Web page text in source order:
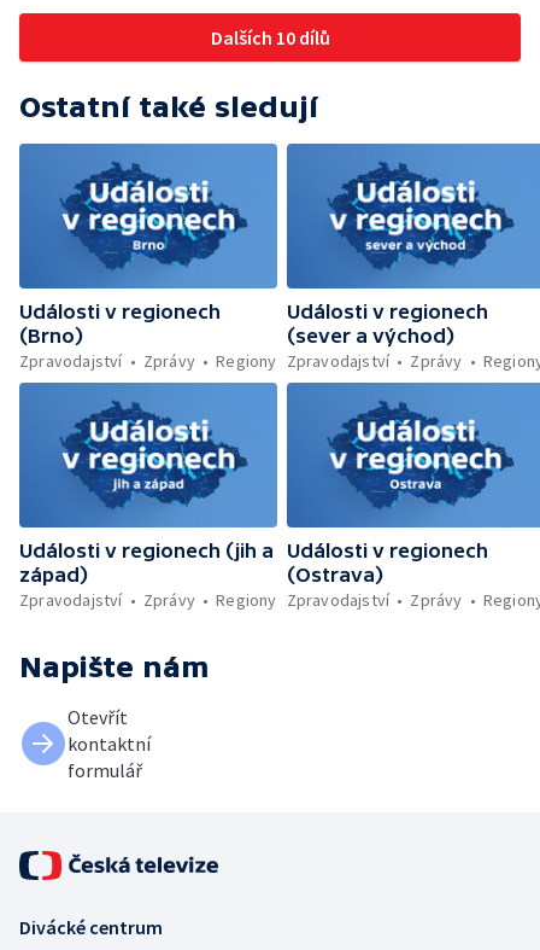
na Českolipsku — Úřednice na pachatele
napojená nebyla — Nižší zájem o Novou
zelenou úsporám — Problémy řidičů v
lesa u Velhartic — Další rozsáhlý lesní požár
Náchodsku — Znovuotevření rozhledny na
Libíně — Obchvat Náchoda je zhruba v
polovině — Požár v kempu na Pardubicku —
Wonkův most po rekonstrukci — Letiště
Václava Havla odbavilo 8 milionů cestujících
— V Plzni přibývá nelegálních graffiti
Dalších 10 dílů
Ostatní také sledují
Události v regionech
(Brno)
Zpravodajství
Zprávy Regiony
Události v regionech
(sever a východ)
Zpravodajství
Zprávy
Události v regionech (jih a
západ)
Zpravodajství
Zprávy Regiony
Události v regionech
(Ostrava)
Zpravodajství
Zprávy
Napište nám
Otevřít
kontaktní
formulář
Divácké centrum